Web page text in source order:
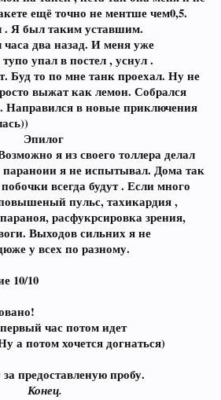
ещё точно не ментше чем0,5.
. Я был таким уставшим.
два назад. И меня уже
упал в постел , уснул .
Буд то по мне танк проехал. Ну не
выжат как лемон. Собрался
Направился в новые приключения
Эпилог
я из своего толлера делал
я не испытывал. Дома так
всегда будут . Если много
пульс, тахикардия ,
расфукрсировка зрения,
Выходов сильних я не
у всех по разному.
10/10
час потом идет
а потом хочется догнаться)
предоставленую пробу.
Конец.